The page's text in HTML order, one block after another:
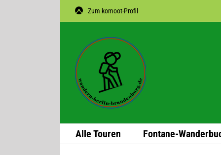
Zum komoot-Profil
Alle Tou­ren Fon­­tane-